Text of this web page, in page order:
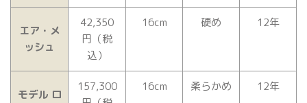
エア・メ
ッシュ
42,350
円（税
込）
16cm 硬め 12年
モデル ロ
157,300
16cm 柔らかめ 12年